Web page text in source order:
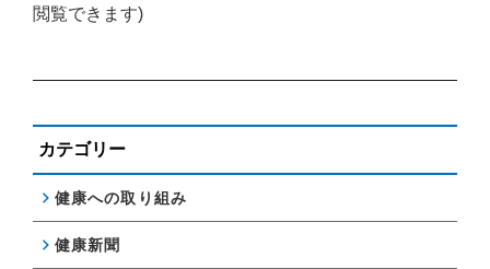
閲覧できます)
カテゴリー
健康への取り組み
健康新聞